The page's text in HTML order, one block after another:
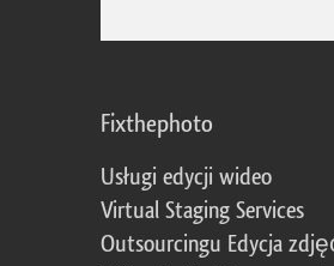
Fixthephoto
Usługi edycji wideo
Virtual Staging Services
Outsourcingu Edycja